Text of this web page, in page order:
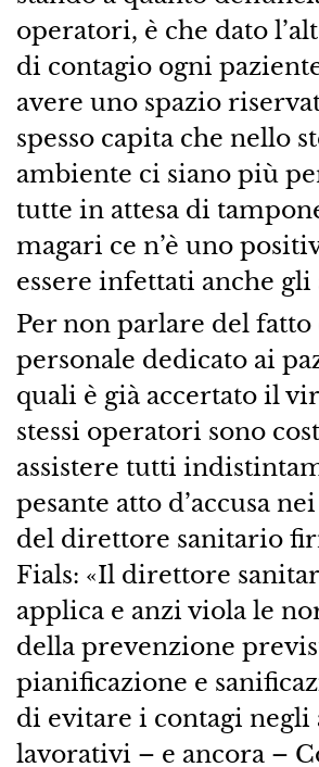
operatori, è che dato
di contagio ogni
avere uno spazio
spesso capita che nello
ambiente ci siano più
tutte in attesa di
magari ce n’è uno
essere infettati anche
Per non parlare del fatto
personale dedicato ai
quali è già accertato il
stessi operatori sono
assistere tutti
pesante atto d’accusa
del direttore sanitario
Fials: «Il direttore
applica e anzi viola le
della prevenzione
pianificazione e
di evitare i contagi
lavorativi – e ancora –